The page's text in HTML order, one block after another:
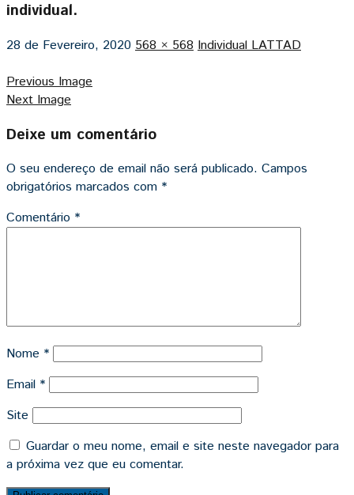
individual.
28 de Fevereiro, 2020 568 × 568 Individual LATTAD
Previous Image
Next Image
Deixe um comentário
O seu endereço de email não será publicado. Campos
obrigatórios marcados com *
Comentário *
Nome *
Email *
Site
Guardar o meu nome, email e site neste navegador para
a próxima vez que eu comentar.